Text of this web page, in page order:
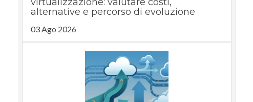
alternative e percorso di evoluzione
03 Ago 2026